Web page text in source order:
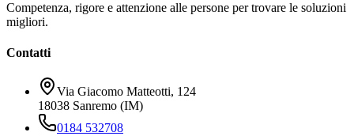
Competenza, rigore e attenzione alle persone per trovare le soluzioni
migliori.
Contatti
Via Giacomo Matteotti, 124
18038 Sanremo (IM)
0184 532708